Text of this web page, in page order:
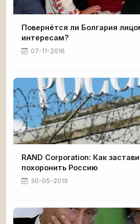
Повернётся ли Болгария
интересам?
07-11-2016
RAND Corporation: Как
похоронить Россию
30-05-2019